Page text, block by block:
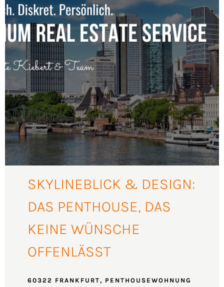
SKYLINEBLICK & DESIGN:
DAS PENTHOUSE, DAS
KEINE WÜNSCHE
OFFENLÄSST
60322 FRANKFURT, PENTHOUSEWOHNUNG